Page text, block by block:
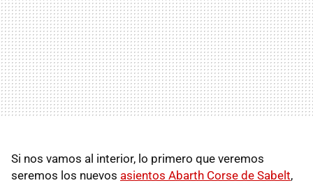
Si nos vamos al interior, lo primero que veremos
seremos los nuevos asientos Abarth Corse de Sabelt,